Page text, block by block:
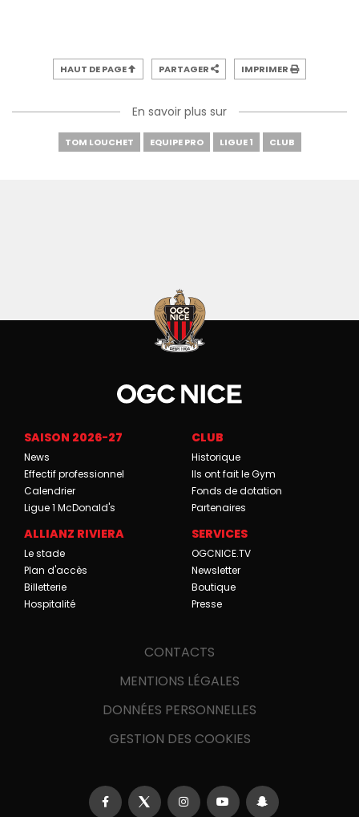
HAUT DE PAGE PARTAGER IMPRIMER
En savoir plus sur
TOM LOUCHET EQUIPE PRO LIGUE 1 CLUB
SAISON 2026-27
News
Effectif professionnel
Calendrier
Ligue 1 McDonald's
CLUB
Historique
Ils ont fait le Gym
Fonds de dotation
Partenaires
ALLIANZ RIVIERA
Le stade
Plan d'accès
Billetterie
Hospitalité
SERVICES
OGCNICE.TV
Newsletter
Boutique
Presse
CONTACTS
MENTIONS LÉGALES
DONNÉES PERSONNELLES
GESTION DES COOKIES